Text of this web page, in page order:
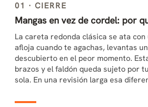
01 · CIERRE
Mangas en vez de cordel: por
La careta redonda clásica se ata con
afloja cuando te agachas, levantas
descubierto en el peor momento.
brazos y el faldón queda sujeto por
sola. En una revisión larga esa